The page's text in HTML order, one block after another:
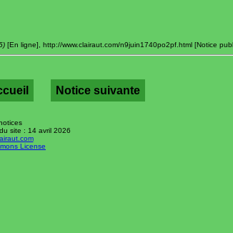
[En ligne], http://www.clairaut.com/n9juin1740po2pf.html [Notice
Notice suivante
site : 14 avril 2026
License